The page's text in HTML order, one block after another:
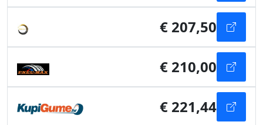
€ 207,50
€ 210,00
€ 221,44